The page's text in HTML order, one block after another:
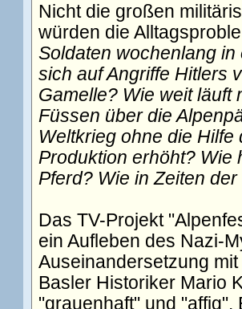
Nicht die großen
würden die
Soldaten wochenlang
sich auf Angriffe Hitlers
Gamelle? Wie weit läuft
Füssen über die
Weltkrieg ohne die
Produktion erhöht? Wie
Pferd? Wie in Zeiten
Das TV-Projekt
ein Aufleben des Nazi-
Auseinandersetzung
Basler Historiker Mario
"grauenhaft" und